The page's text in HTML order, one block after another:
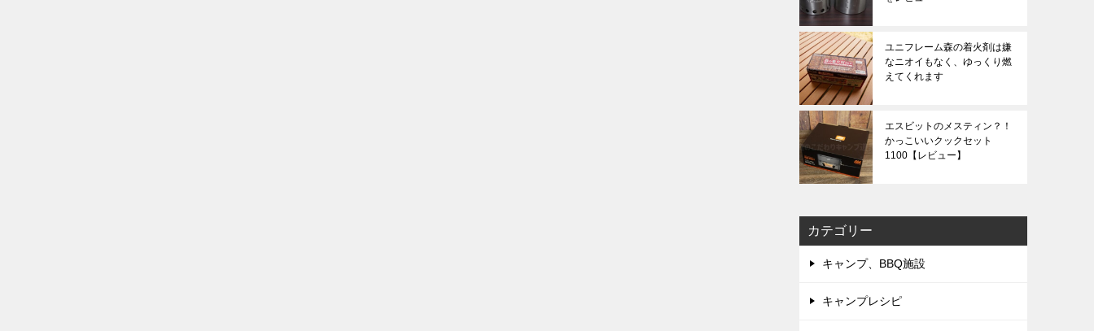
ユニフレーム森の着火剤は嫌
なニオイもなく、ゆっくり燃
えてくれます
エスビットのメスティン？！
かっこいいクックセット
1100【レビュー】
カテゴリー
キャンプ、BBQ施設
キャンプレシピ